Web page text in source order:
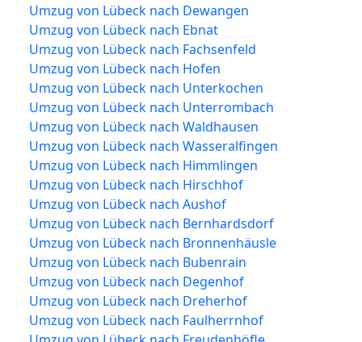
Umzug von Lübeck nach Dewangen
Umzug von Lübeck nach Ebnat
Umzug von Lübeck nach Fachsenfeld
Umzug von Lübeck nach Hofen
Umzug von Lübeck nach Unterkochen
Umzug von Lübeck nach Unterrombach
Umzug von Lübeck nach Waldhausen
Umzug von Lübeck nach Wasseralfingen
Umzug von Lübeck nach Himmlingen
Umzug von Lübeck nach Hirschhof
Umzug von Lübeck nach Aushof
Umzug von Lübeck nach Bernhardsdorf
Umzug von Lübeck nach Bronnenhäusle
Umzug von Lübeck nach Bubenrain
Umzug von Lübeck nach Degenhof
Umzug von Lübeck nach Dreherhof
Umzug von Lübeck nach Faulherrnhof